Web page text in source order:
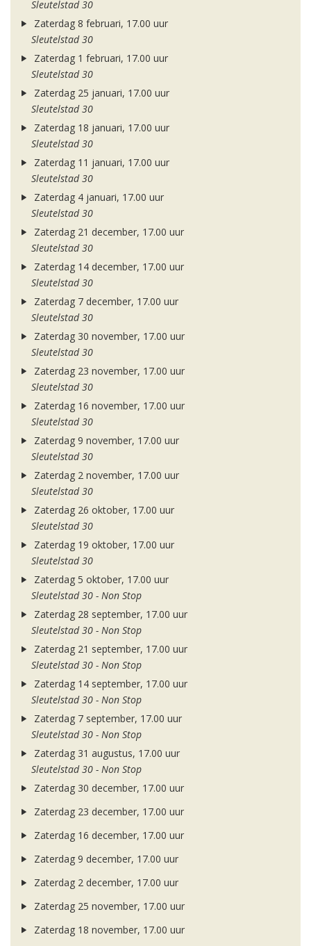
Sleutelstad 30
Zaterdag 8 februari, 17.00 uur
Sleutelstad 30
Zaterdag 1 februari, 17.00 uur
Sleutelstad 30
Zaterdag 25 januari, 17.00 uur
Sleutelstad 30
Zaterdag 18 januari, 17.00 uur
Sleutelstad 30
Zaterdag 11 januari, 17.00 uur
Sleutelstad 30
Zaterdag 4 januari, 17.00 uur
Sleutelstad 30
Zaterdag 21 december, 17.00 uur
Sleutelstad 30
Zaterdag 14 december, 17.00 uur
Sleutelstad 30
Zaterdag 7 december, 17.00 uur
Sleutelstad 30
Zaterdag 30 november, 17.00 uur
Sleutelstad 30
Zaterdag 23 november, 17.00 uur
Sleutelstad 30
Zaterdag 16 november, 17.00 uur
Sleutelstad 30
Zaterdag 9 november, 17.00 uur
Sleutelstad 30
Zaterdag 2 november, 17.00 uur
Sleutelstad 30
Zaterdag 26 oktober, 17.00 uur
Sleutelstad 30
Zaterdag 19 oktober, 17.00 uur
Sleutelstad 30
Zaterdag 5 oktober, 17.00 uur
Sleutelstad 30 - Non Stop
Zaterdag 28 september, 17.00 uur
Sleutelstad 30 - Non Stop
Zaterdag 21 september, 17.00 uur
Sleutelstad 30 - Non Stop
Zaterdag 14 september, 17.00 uur
Sleutelstad 30 - Non Stop
Zaterdag 7 september, 17.00 uur
Sleutelstad 30 - Non Stop
Zaterdag 31 augustus, 17.00 uur
Sleutelstad 30 - Non Stop
Zaterdag 30 december, 17.00 uur
Zaterdag 23 december, 17.00 uur
Zaterdag 16 december, 17.00 uur
Zaterdag 9 december, 17.00 uur
Zaterdag 2 december, 17.00 uur
Zaterdag 25 november, 17.00 uur
Zaterdag 18 november, 17.00 uur